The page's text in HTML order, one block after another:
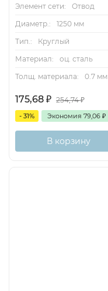
Элемент сети:
Отвод
Диаметр.:
1250 мм
Тип.:
Круглый
Материал:
оц. сталь
Толщ. материала:
0.7 мм
175,68 ₽ 254,74₽
- 31% Экономия 79,06 ₽
В корзину